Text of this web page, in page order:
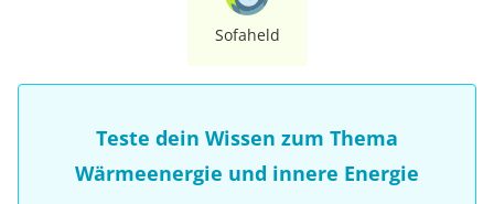
Sofaheld
Teste dein Wissen zum Thema
Wärmeenergie und innere Energie